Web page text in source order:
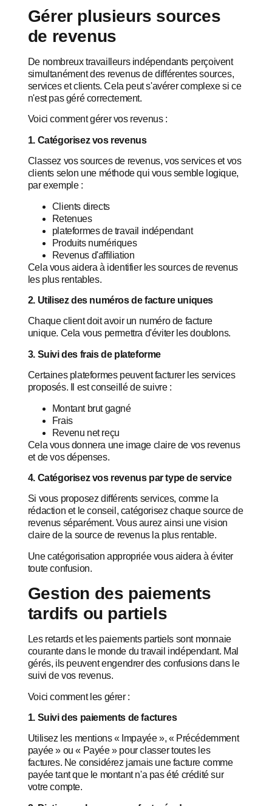
Gérer plusieurs sources
de revenus
De nombreux travailleurs indépendants perçoivent
simultanément des revenus de différentes sources,
services et clients. Cela peut s'avérer complexe si ce
n'est pas géré correctement.
Voici comment gérer vos revenus :
1. Catégorisez vos revenus
Classez vos sources de revenus, vos services et vos
clients selon une méthode qui vous semble logique,
par exemple :
Clients directs
Retenues
plateformes de travail indépendant
Produits numériques
Revenus d'affiliation
Cela vous aidera à identifier les sources de revenus
les plus rentables.
2. Utilisez des numéros de facture uniques
Chaque client doit avoir un numéro de facture
unique. Cela vous permettra d'éviter les doublons.
3. Suivi des frais de plateforme
Certaines plateformes peuvent facturer les services
proposés. Il est conseillé de suivre :
Montant brut gagné
Frais
Revenu net reçu
Cela vous donnera une image claire de vos revenus
et de vos dépenses.
4. Catégorisez vos revenus par type de service
Si vous proposez différents services, comme la
rédaction et le conseil, catégorisez chaque source de
revenus séparément. Vous aurez ainsi une vision
claire de la source de revenus la plus rentable.
Une catégorisation appropriée vous aidera à éviter
toute confusion.
Gestion des paiements
tardifs ou partiels
Les retards et les paiements partiels sont monnaie
courante dans le monde du travail indépendant. Mal
gérés, ils peuvent engendrer des confusions dans le
suivi de vos revenus.
Voici comment les gérer :
1. Suivi des paiements de factures
Utilisez les mentions « Impayée », « Précédemment
payée » ou « Payée » pour classer toutes les
factures. Ne considérez jamais une facture comme
payée tant que le montant n'a pas été crédité sur
votre compte.